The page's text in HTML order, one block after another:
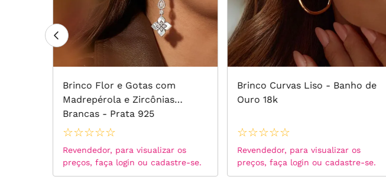
Brinco Flor e Gotas com
Madrepérola e Zircônias
Brancas - Prata 925
☆☆☆☆☆
Revendedor, para visualizar os
preços, faça login ou cadastre-se.
Brinco Curvas Liso - Banho de
Ouro 18k
☆☆☆☆☆
Revendedor, para visualizar os
preços, faça login ou cadastre-se.